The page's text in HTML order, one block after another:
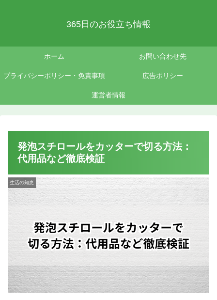
365日のお役立ち情報
ホーム お問い合わせ先
プライバシーポリシー・免責事項 広告ポリシー
運営者情報
発泡スチロールをカッターで切る方法：
代用品など徹底検証
生活の知恵